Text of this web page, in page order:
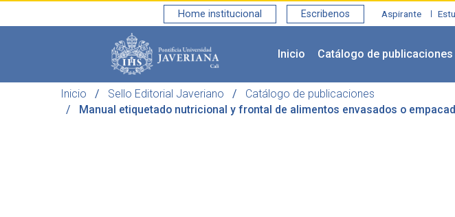
Saltar al contenido principal
Inicio Sello Editorial Javeriano
Catálogo de publicaciones
Manual etiquetado nutricional y frontal de alimentos envasados o
Aspirante
Home institucional Escribenos
Inicio Catálogo de publicaciones